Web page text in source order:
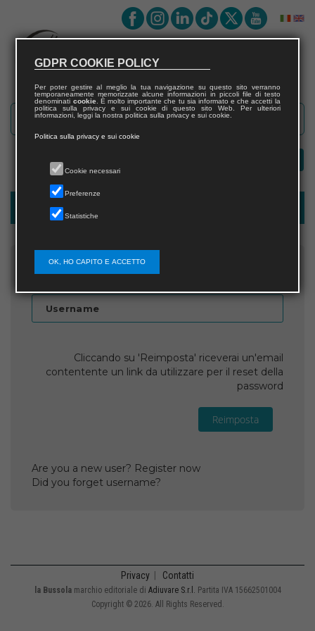
Password recovery
Inserisci il nome utente
Username
Cliccando su 'Reimposta' riceverai un'email
contentente un link da utilizzare per il reset della
password
Reimposta
Are you a new user? Register now
Did you forget username?
Privacy Contatti
la Bussolamarchio editoriale di Adiuvare S.r.l. Partita IVA 15662501004
Copyright © 2026. All Rights Reserved.
GDPR COOKIE POLICY
Per poter gestire al meglio la tua navigazione su questo sito verranno
temporaneamente memorizzate alcune informazioni in piccoli file di testo
denominati cookie. È molto importante che tu sia informato e che accetti la
politica sulla privacy e sui cookie di questo sito Web. Per ulteriori
informazioni, leggi la nostra politica sulla privacy e sui cookie.
Politica sulla privacy e sui cookie
Cookie necessari
Preferenze
Statistiche
OK, HO CAPITO E ACCETTO